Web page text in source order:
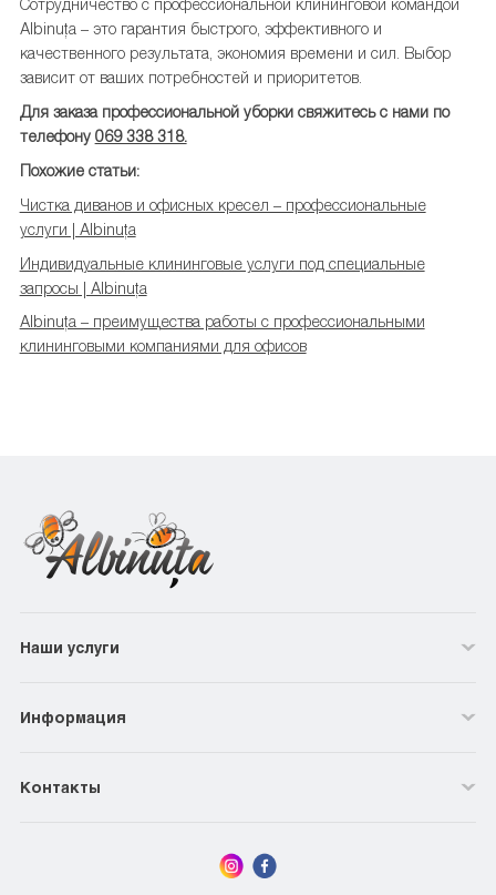
Сотрудничество с профессиональной клининговой командой
Albinuța – это гарантия быстрого, эффективного и
качественного результата, экономия времени и сил. Выбор
зависит от ваших потребностей и приоритетов.
Для заказа профессиональной уборки свяжитесь с нами по
телефону 069 338 318.
Похожие статьи:
Чистка диванов и офисных кресел – профессиональные
услуги | Albinuța
Индивидуальные клининговые услуги под специальные
запросы | Albinuța
Albinuța – преимущества работы с профессиональными
клининговыми компаниями для офисов
Наши услуги
Информация
Контакты